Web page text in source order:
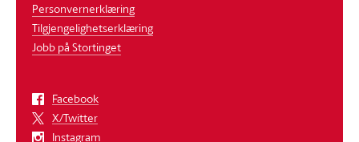
Personvernerklæring
Tilgjengelighetserklæring
Jobb på Stortinget
Facebook
X/Twitter
Instagram